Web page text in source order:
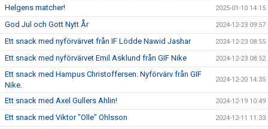
Helgens matcher! 2025-01-10 14:15
God Jul och Gott Nytt År 2024-12-23 09:57
Ett snack med nyförvärvet från IF Lödde Nawid Jashar 2024-12-23 08:55
Ett snack med nyförvärvet Emil Asklund från GIF Nike 2024-12-23 08:52
Ett snack med Hampus Christoffersen. Nyförvärv från GIF
Nike.
2024-12-20 14:35
Ett snack med Axel Gullers Ahlin! 2024-12-19 10:49
Ett snack med Viktor "Olle" Ohlsson 2024-12-11 11:33